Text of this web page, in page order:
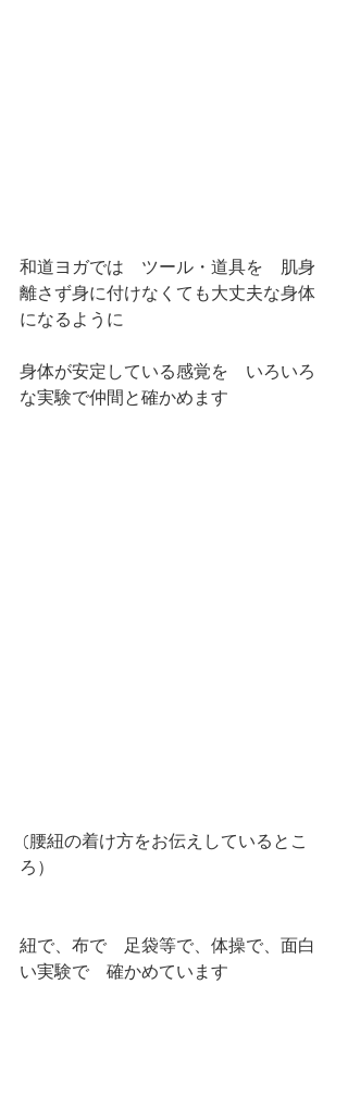
和道ヨガでは　ツール・道具を　肌身
離さず身に付けなくても大丈夫な身体
になるように
身体が安定している感覚を　いろいろ
な実験で仲間と確かめます
ろ）
紐で、布で　足袋等で、体操で、面白
い実験で　確かめています